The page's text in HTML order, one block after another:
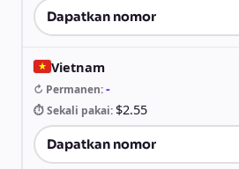
Dapatkan nomor
Vietnam
↻ Permanen:-
⏱ Sekali pakai: $2.55
Dapatkan nomor